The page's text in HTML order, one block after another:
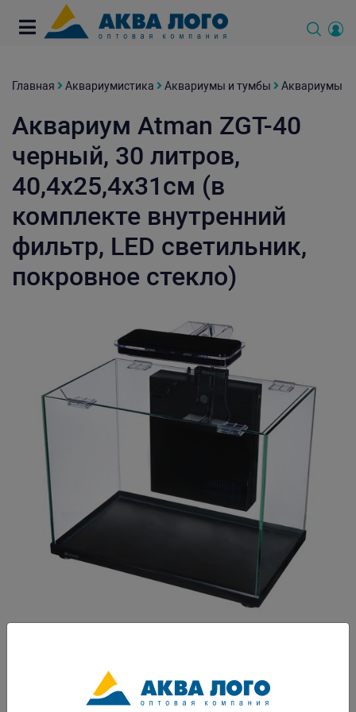
Главная Аквариумистика Аквариумы и тумбы Аквариумы
Аквариум Atman ZGT-40
черный, 30 литров,
40,4х25,4х31см (в
комплекте внутренний
фильтр, LED светильник,
покровное стекло)